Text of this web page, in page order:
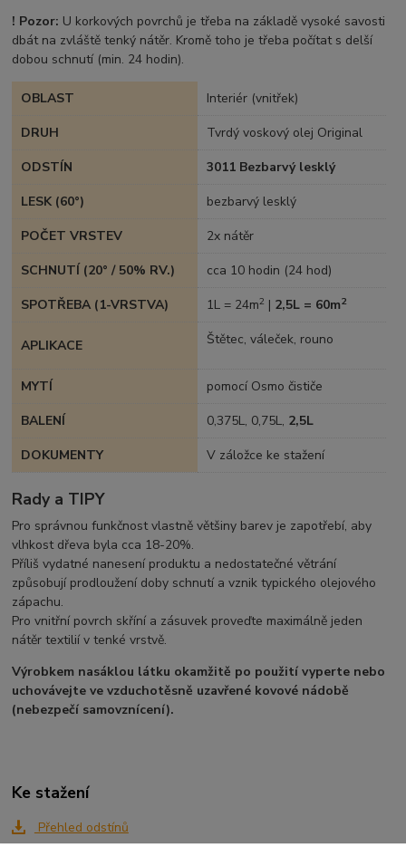
! Pozor: U korkových povrchů je třeba na základě vysoké savosti
dbát na zvláště tenký nátěr. Kromě toho je třeba počítat s delší
dobou schnutí (min. 24 hodin).
OBLAST
Interiér (vnitřek)
DRUH
Tvrdý voskový olej Original
ODSTÍN
3011 Bezbarvý lesklý
LESK (60°)
bezbarvý lesklý
POČET VRSTEV
2x nátěr
SCHNUTÍ (20° / 50% RV.)
cca 10 hodin (24 hod)
SPOTŘEBA (1-VRSTVA)
1L = 24m2 | 2,5L = 60m2
APLIKACE Štětec, váleček, rouno
MYTÍ
pomocí Osmo čističe
BALENÍ
0,375L, 0,75L, 2,5L
DOKUMENTY
V záložce ke stažení
Rady a TIPY
Pro správnou funkčnost vlastně většiny barev je zapotřebí, aby
vlhkost dřeva byla cca 18-20%.
Příliš vydatné nanesení produktu a nedostatečné větrání
způsobují prodloužení doby schnutí a vznik typického olejového
zápachu.
Pro vnitřní povrch skříní a zásuvek proveďte maximálně jeden
nátěr textilií v tenké vrstvě.
Výrobkem nasáklou látku okamžitě po použití vyperte nebo
uchovávejte ve vzduchotěsně uzavřené kovové nádobě
(nebezpečí samovznícení).
Ke stažení
Přehled odstínů